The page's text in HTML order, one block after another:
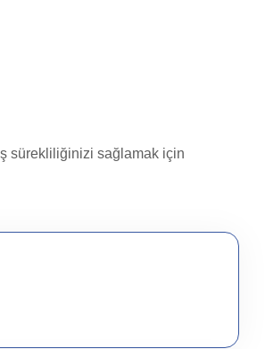
sürekliliğinizi sağlamak için